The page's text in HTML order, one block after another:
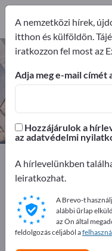
Betonacélok
beszállítók
Exportpages Építőipar
Szerkezeti acélok
Hirdessen
en!
A nemzetközi hírek,
itthon és külföldön.
iratkozzon fel most az
Adja meg e-mail címét
Hozzájárulok a
az adatvédelmi
A hírlevelünkben
leiratkozhat.
A Brevo-t
alábbi űrlap
az Ön által
feldolgozás céljából a